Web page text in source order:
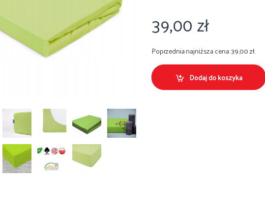
39,00zł
Poprzednia najniższa cena:39,00zł.
Dodaj do koszyka